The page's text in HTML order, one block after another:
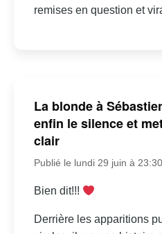
remises en question et
La blonde à
enfin le silence et
clair
Publié le lundi 29 juin à 23:30
Bien dit!!!
Derrière les apparitions